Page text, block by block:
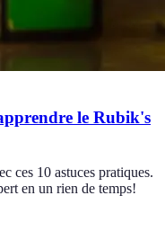
le Rubik's
ces 10 astuces pratiques.
en un rien de temps!